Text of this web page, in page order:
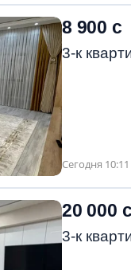
8 900 с
3-к
Сегодня
20 000 с
3-к